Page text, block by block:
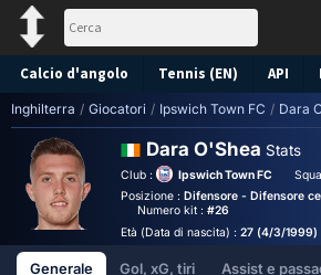
Calcio d'angolo Tennis (EN) API
Pronostico
Inghilterra / Giocatori / Ipswich Town FC / Dara
Dara O'Shea Stats
Club : Ipswich Town FC
Posizione : Difensore - Difensore
Numero kit :#26
Età (Data di nascita) : 27 (4/3/1999)
Generale Gol, xG, tiri Assist e